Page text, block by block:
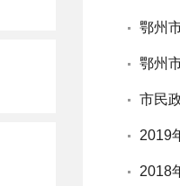
鄂州
鄂州
市民
2019
2018